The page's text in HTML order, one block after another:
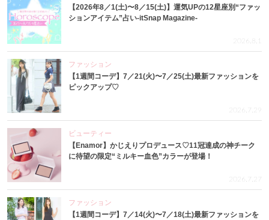
【2026年8／1(土)〜8／15(土)】運気UPの12星座別“ファッ
ションアイテム”占い-itSnap Magazine-
2026.8.1
ファッション
【1週間コーデ】7／21(火)〜7／25(土)最新ファッションを
ピックアップ♡
2026.7.29
ビューティー
【Enamor】かじえりプロデュース♡11冠達成の神チーク
に待望の限定“ミルキー血色”カラーが登場！
2026.7.27
ファッション
【1週間コーデ】7／14(火)〜7／18(土)最新ファッションを